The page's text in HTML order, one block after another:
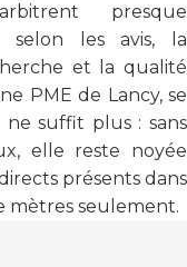
presque
selon les avis, la
et la qualité
PME de Lancy, se
suffit plus : sans
elle reste noyée
présents dans
mètres seulement.